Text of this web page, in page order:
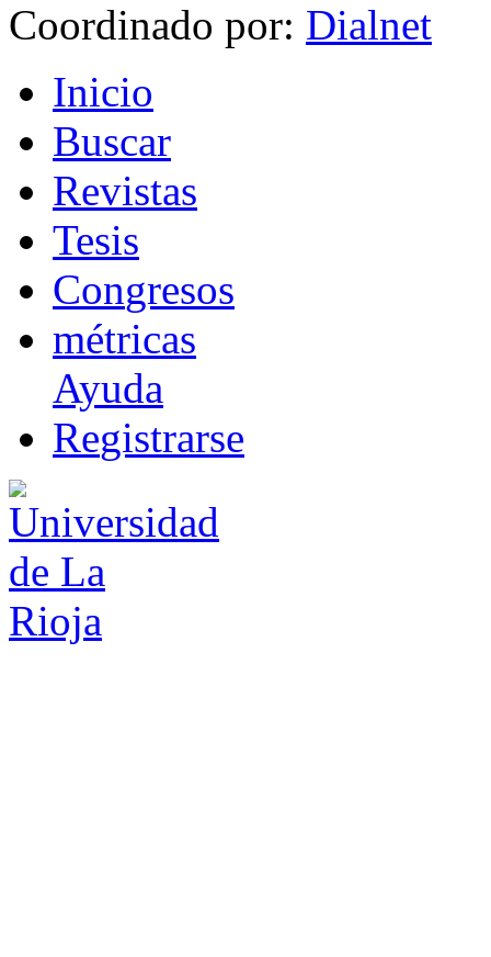
Coordinado por:
Inicio
Buscar
Revistas
Tesis
Congresos
métricas
Ayuda
Registrarse